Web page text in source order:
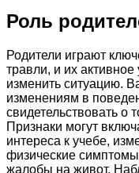
Роль
Родители играют
травли, и их
изменить ситуацию.
изменениям в
свидетельствовать о
Признаки могут
интереса к учебе,
физические
жалобы на живот.